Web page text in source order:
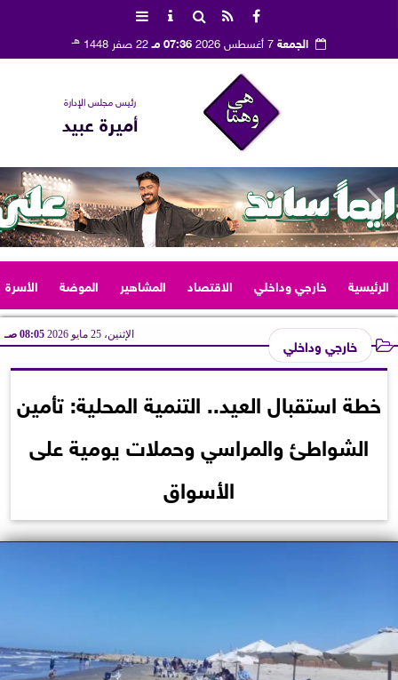
الجمعة 07:36 مـ 22 صفر 1448 هـ
رئيس مجلس الإدارة
أميرة عبيد
الرئيسية خارجي وداخلي الاقتصاد المشاهير الموضة الأسرة
خارجي وداخلي الإثنين، 25 مايو 2026 08:05 صـ
خطة استقبال العيد.. التنمية المحلية: تأمين
الشواطئ والمراسي وحملات يومية على
الأسواق